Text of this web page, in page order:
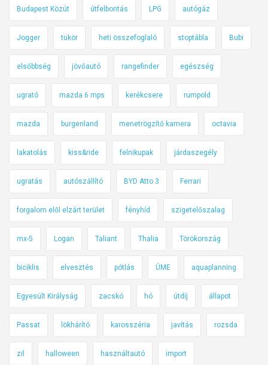
Budapest Közút útfelbontás LPG autógáz
Jogger tükör heti összefoglaló stoptábla Bubi
elsőbbség jövőautó rangefinder egészség
ugrató mazda 6 mps kerékcsere rumpold
mazda burgenland menetrögzítő kamera octavia
lakatolás kiss&ride felnikupak járdaszegély
ugratás autószállító BYD Atto 3 Ferrari
forgalom elől elzárt terület fényhíd szigetelőszalag
mx-5 Logan Taliant Thalia Törökország
biciklis elvesztés pótlás ÚME aquaplanning
Egyesült Királyság zacskó hó útdíj állapot
Passat lökhárító karosszéria javítás rozsda
zil halloween használtautó import